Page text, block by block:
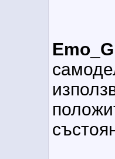
Emo_G